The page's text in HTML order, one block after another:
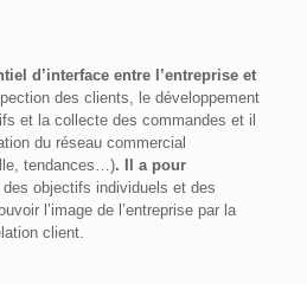
d’interface entre l’entreprise et
des clients, le développement
et la collecte des commandes et il
du réseau commercial
tendances…). Il a pour
des objectifs individuels et des
l’image de l’entreprise par la
client.